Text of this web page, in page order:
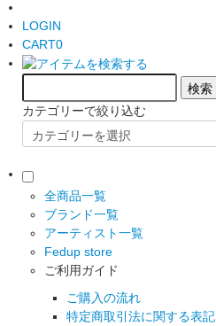
LOGIN
CART0
カテゴリーで絞り込む
全商品一覧
ブランド一覧
アーティスト一覧
Fedup store
ご利用ガイド
ご購入の流れ
特定商取引法に関する表記